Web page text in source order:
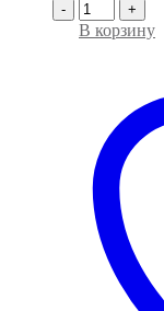
- +
В корзину